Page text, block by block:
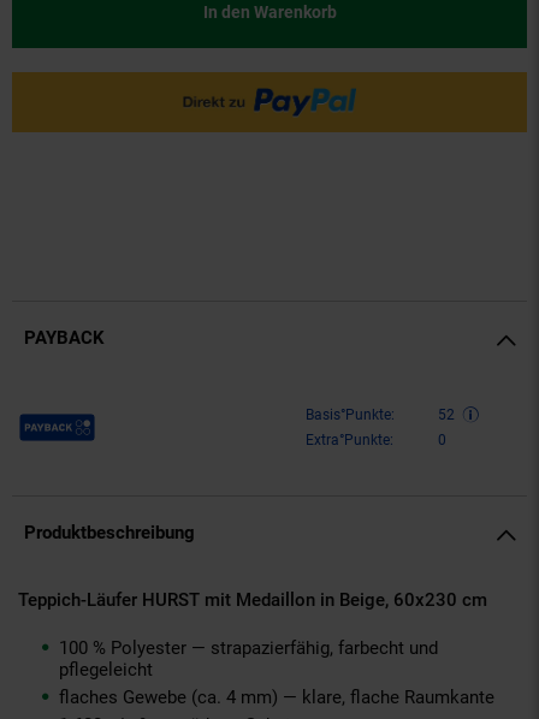
In den Warenkorb
PAYBACK
Payback Punkte Basis°Punkte:
52
Extra°Punkte:
0
Produktbeschreibung
Teppich-Läufer HURST mit Medaillon in Beige, 60x230 cm
100 % Polyester — strapazierfähig, farbecht und
pflegeleicht
flaches Gewebe (ca. 4 mm) — klare, flache Raumkante